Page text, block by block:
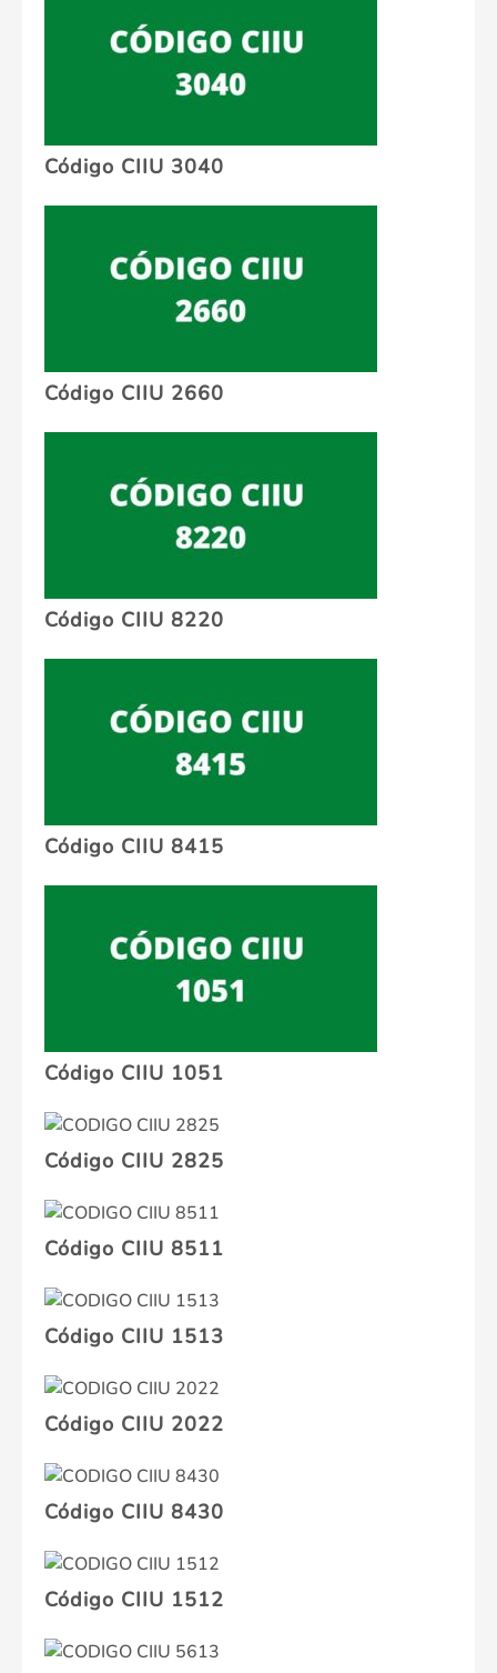
Código CIIU 3040
Código CIIU 2660
Código CIIU 8220
Código CIIU 8415
Código CIIU 1051
Código CIIU 2825
Código CIIU 8511
Código CIIU 1513
Código CIIU 2022
Código CIIU 8430
Código CIIU 1512